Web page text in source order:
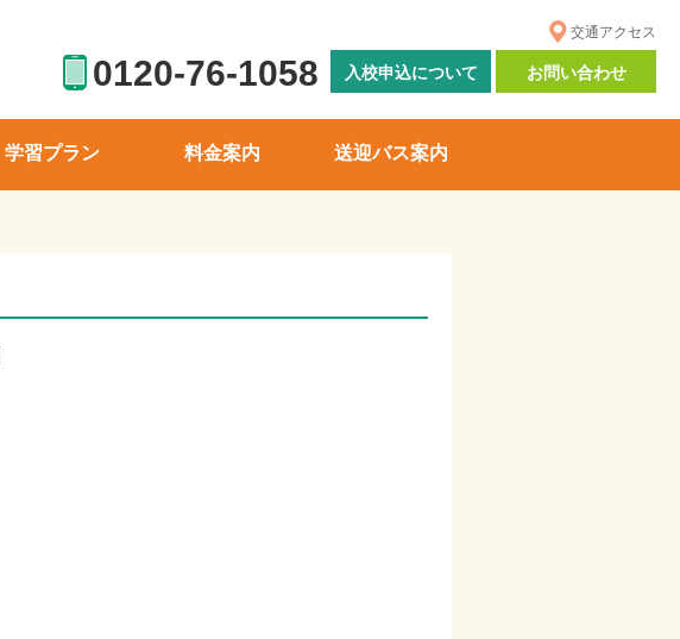
交通アクセス
お問い合わせ
入校申込について
0120-76-1058
学習プラン 料金案内 送迎バス案内